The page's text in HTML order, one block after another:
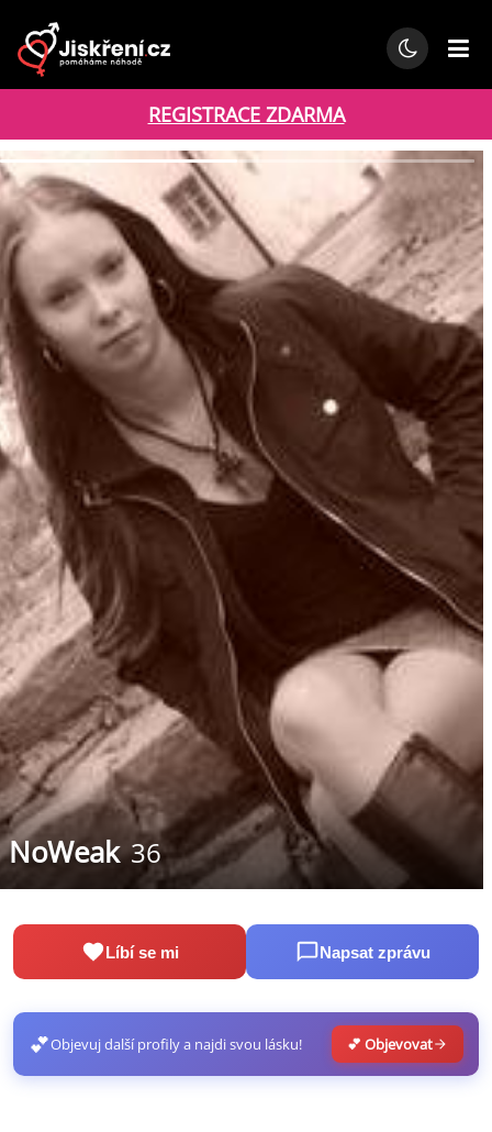
REGISTRACE ZDARMA
NoWeak 36
Líbí se mi Napsat zprávu
💕Objevuj další profily a najdi svou lásku! 💕 Objevovat